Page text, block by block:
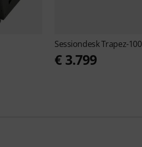
SessiondeskTrapez-100
€ 3.799